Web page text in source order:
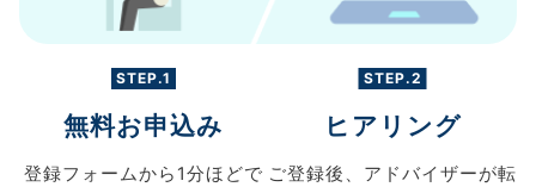
STEP.1
無料お申込み
登録フォームから 1分ほどで
STEP.2
ヒアリング
ご登録後、 アドバイザーが転